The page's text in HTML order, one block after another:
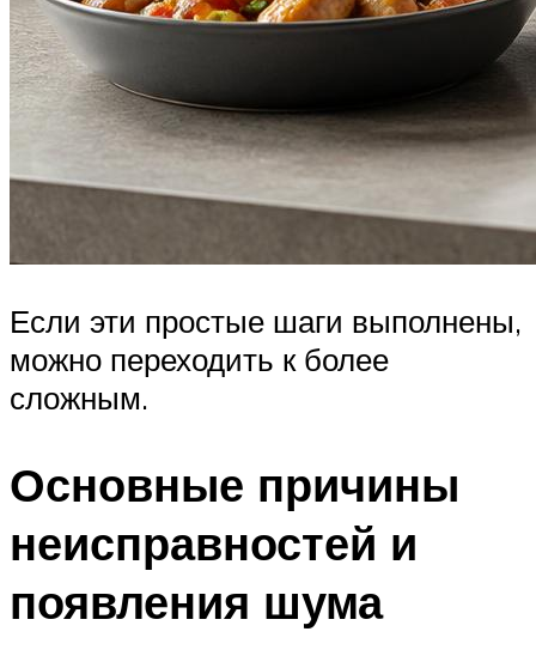
Если эти простые шаги выполнены,
можно переходить к более
сложным.
Основные причины
неисправностей и
появления шума